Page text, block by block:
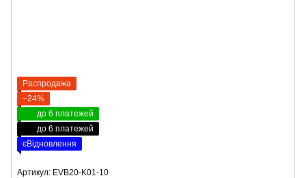
Распродажа
−24%
до 6 платежей
до 6 платежей
єВідновлення
Артикул: EVB20-K01-10